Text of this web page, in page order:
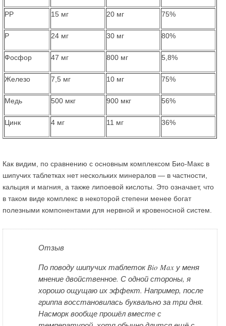
PP 15 мг 20 мг 75%
Р 24 мг 30 мг 80%
Фосфор 47 мг 800 мг 5,8%
Железо 7,5 мг 10 мг 75%
Медь 500 мкг 900 мкг 56%
Цинк 4 мг 11 мг 36%
Как видим, по сравнению с основным комплексом Био-Макс в
шипучих таблетках нет нескольких минералов — в частности,
кальция и магния, а также липоевой кислоты. Это означает, что
в таком виде комплекс в некоторой степени менее богат
полезными компонентами для нервной и кровеносной систем.
Отзыв
По поводу шипучих таблеток Bio Max у меня
мнение двойственное. С одной стороны, я
хорошо ощущаю их эффект. Например, после
гриппа восстановилась буквально за три дня.
Насморк вообще прошёл вместе с